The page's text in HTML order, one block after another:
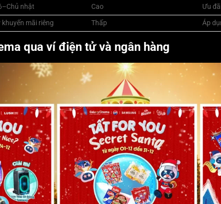
nhật Cao
Ưu
khuyến mãi riêng Thấp Áp
qua ví điện tử và ngân hàng